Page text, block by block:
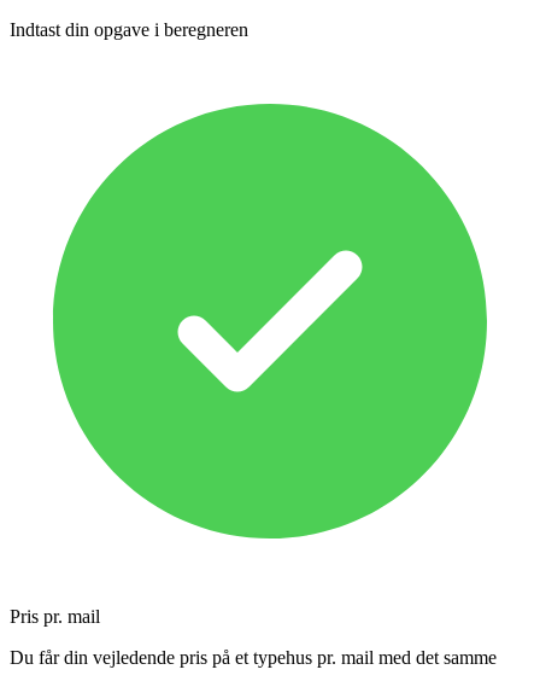
Indtast din opgave i beregneren
Pris pr. mail
Du får din vejledende pris på et typehus pr. mail med det samme